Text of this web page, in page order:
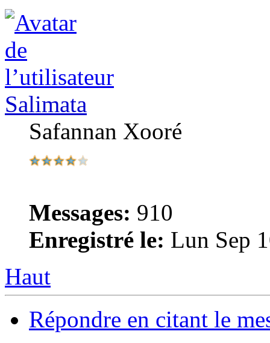
Salimata
Safannan Xooré
Messages: 910
Enregistré le: Lun Sep
Haut
Répondre en citant le